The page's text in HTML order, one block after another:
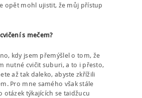
opět mohl ujistit, že můj přístup
s mečem?
kdy jsem přemýšlel o tom, že
nutné cvičit suburi, a to i přesto,
až tak daleko, abyste zkřížili
Pro mne samého však stále
otázek týkajících se taidžucu